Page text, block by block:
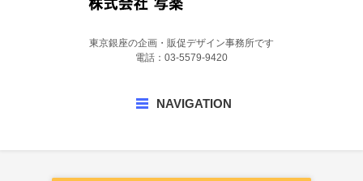
東京銀座の企画・販促デザイン事務所です
電話：03-5579-9420
NAVIGATION